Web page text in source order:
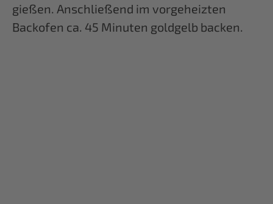
gießen. Anschließend im vorgeheizten
Backofen ca. 45 Minuten goldgelb backen.